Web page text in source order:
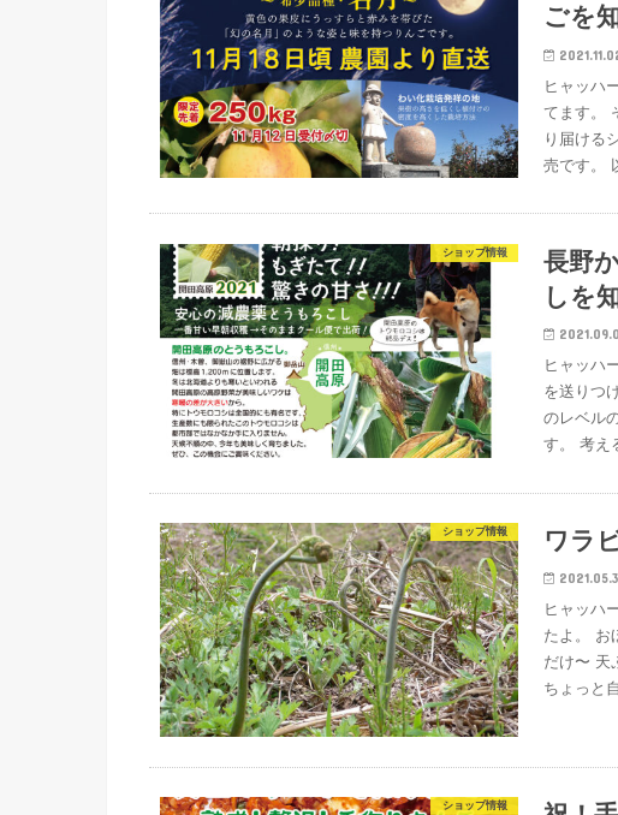
ごを
ヒャッハ
てます。
り届ける
売です。
ショップ情報
長野
しを
ヒャッハ
を送りつ
のレベル
す。 考え
ショップ情報 ワラ
ヒャッハ
たよ。 お
だけ〜 天
ちょっと
ショップ情報